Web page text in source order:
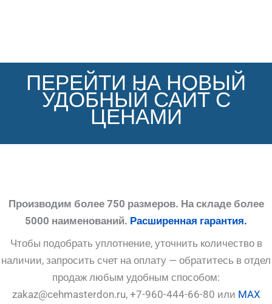
ПЕРЕЙТИ НА НОВЫЙ
УДОБНЫЙ САЙТ С
ЦЕНАМИ
Производим более 750 размеров. На складе более
5000 наименований. Расширенная гарантия.
Чтобы подобрать уплотнение, уточнить количество в
наличии, запросить счет на оплату — обратитесь в отдел
продаж любым удобным способом:
zakaz@cehmasterdon.ru, +7-960-444-66-80 или MAX